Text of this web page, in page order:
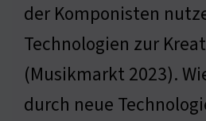
der Komponisten
Technologien zur
(Musikmarkt 2023).
durch neue